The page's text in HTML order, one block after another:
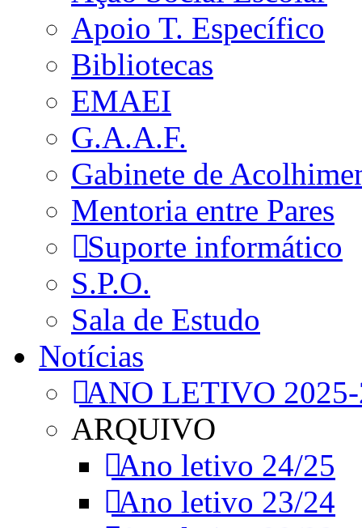
Apoio T. Específico
Bibliotecas
EMAEI
G.A.A.F.
Gabinete de
Mentoria entre Pares
Suporte informático
S.P.O.
Sala de Estudo
Notícias
ANO LETIVO
ARQUIVO
Ano letivo 24/25
Ano letivo 23/24